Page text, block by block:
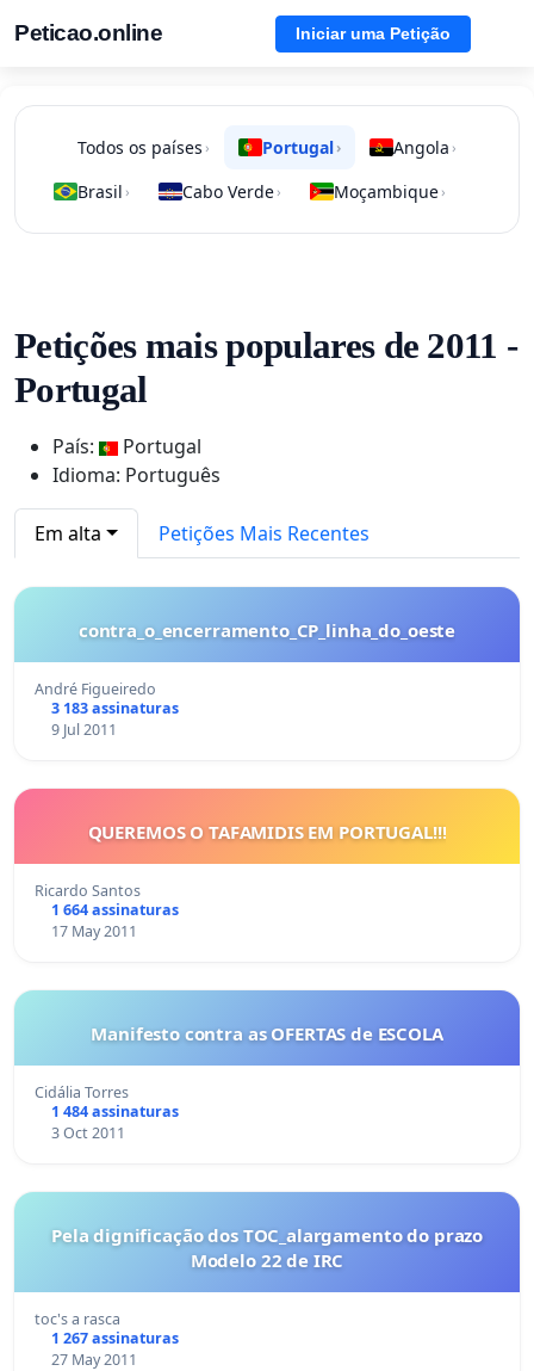
Peticao.online Iniciar uma Petição
Todos os países › Portugal› Angola ›
Brasil › Cabo Verde› Moçambique›
Petições mais populares de 2011 -
Portugal
País:
Portugal
Idioma: Português
Em alta Petições Mais Recentes
contra_o_encerramento_CP_linha_do_oeste
André Figueiredo
3 183 assinaturas
9 Jul 2011
QUEREMOS O TAFAMIDIS EM PORTUGAL!!!
Ricardo Santos
1 664 assinaturas
17 May 2011
Manifesto contra as OFERTAS de ESCOLA
Cidália Torres
1 484 assinaturas
3 Oct 2011
Pela dignificação dos TOC_alargamento do prazo
Modelo 22 de IRC
toc's a rasca
1 267 assinaturas
27 May 2011